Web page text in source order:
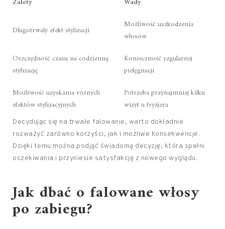
Długotrwały efekt stylizacji
Możliwość uszkodzenia
włosów
Oszczędność czasu na codzienną
stylizację
Konieczność regularnej
pielęgnacji
Możliwość uzyskania różnych
efektów stylizacyjnych
Potrzeba przynajmniej kilku
wizyt u fryzjera
Decydując się na trwałe falowanie, warto dokładnie
rozważyć zarówno korzyści, jak i możliwe konsekwencje.
Dzięki temu można podjąć świadomą decyzję, która spełni
oczekiwania i przyniesie satysfakcję z nowego wyglądu.
Jak dbać o falowane włosy
po zabiegu?